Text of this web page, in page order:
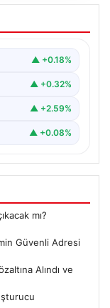
Dijital
irtibat
▲ +0.18%
▲ +0.32%
▲ +2.59%
▲ +0.08%
mı?
Güvenli Adresi
Alındı ve